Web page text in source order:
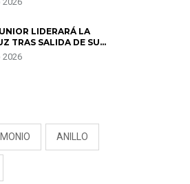
ENCONTRARON UN
LIDERARÁ LA
TRAS SALIDA DE SU
POLÉMICA CON
2026
ANILLO